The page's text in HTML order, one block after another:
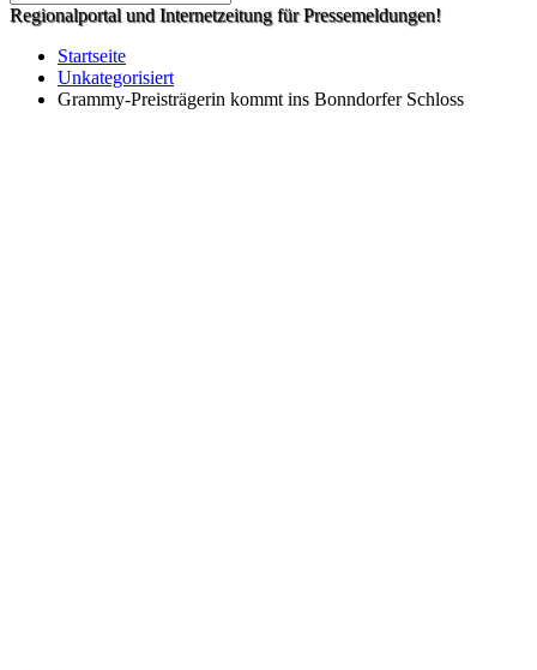
Regionalportal und Internetzeitung für Pressemeldungen!
Startseite
Unkategorisiert
Grammy-Preisträgerin kommt ins Bonndorfer Schloss